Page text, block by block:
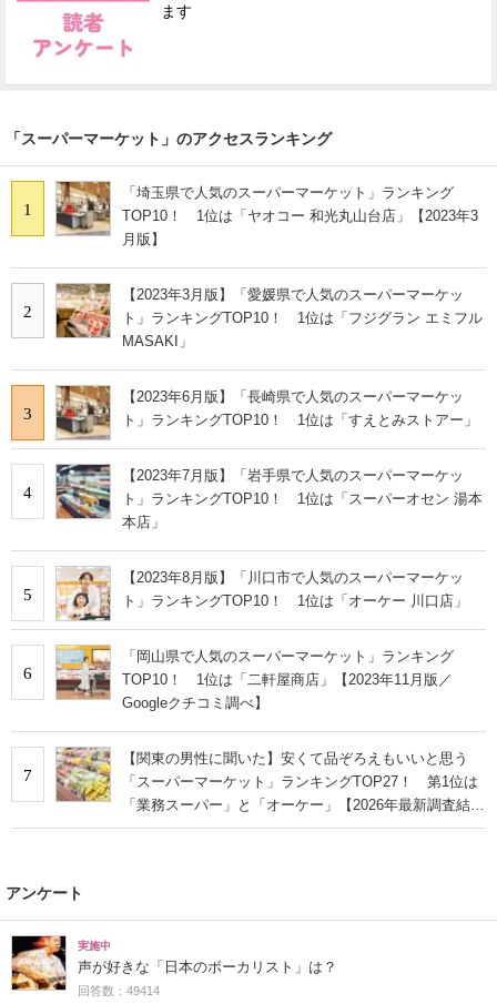
ます
「スーパーマーケット」のアクセスランキング
1
「埼玉県で人気のスーパーマーケット」ランキング
TOP10！ 1位は「ヤオコー 和光丸山台店」【2023年3
月版】
2
【2023年3月版】「愛媛県で人気のスーパーマーケッ
ト」ランキングTOP10！ 1位は「フジグラン エミフル
MASAKI」
3
【2023年6月版】「長崎県で人気のスーパーマーケッ
ト」ランキングTOP10！ 1位は「すえとみストアー」
4
【2023年7月版】「岩手県で人気のスーパーマーケッ
ト」ランキングTOP10！ 1位は「スーパーオセン 湯本
本店」
5
【2023年8月版】「川口市で人気のスーパーマーケッ
ト」ランキングTOP10！ 1位は「オーケー 川口店」
6
「岡山県で人気のスーパーマーケット」ランキング
TOP10！ 1位は「二軒屋商店」【2023年11月版／
Googleクチコミ調べ】
7
【関東の男性に聞いた】安くて品ぞろえもいいと思う
「スーパーマーケット」ランキングTOP27！ 第1位は
「業務スーパー」と「オーケー」【2026年最新調査結
果】
アンケート
実施中
声が好きな「日本のボーカリスト」は？
回答数：49414